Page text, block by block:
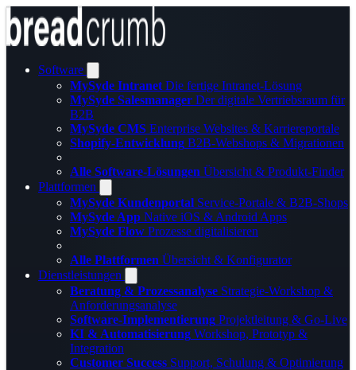
Software
MySyde Intranet Die fertige Intranet-Lösung
MySyde Salesmanager Der digitale Vertriebsraum für
B2B
MySyde CMS Enterprise Websites & Karriereportale
Shopify-Entwicklung B2B-Webshops & Migrationen
Alle Software-Lösungen Übersicht & Produkt-Finder
Plattformen
MySyde Kundenportal Service-Portale & B2B-Shops
MySyde App Native iOS & Android Apps
MySyde Flow Prozesse digitalisieren
Alle Plattformen Übersicht & Konfigurator
Dienstleistungen
Beratung & Prozessanalyse Strategie-Workshop &
Anforderungsanalyse
Software-Implementierung Projektleitung & Go-Live
KI & Automatisierung Workshop, Prototyp &
Integration
Customer Success Support, Schulung & Optimierung